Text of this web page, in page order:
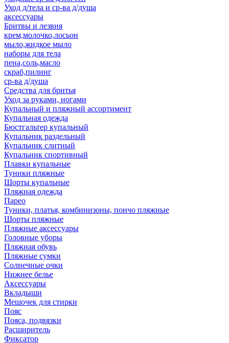
Уход д/тела и ср-ва д/душа
аксессуары
Бритвы и лезвия
крем,молочко,лосьон
мыло,жидкое мыло
наборы для тела
пена,соль,масло
скраб,пилинг
ср-ва д/душа
Средства для бритья
Уход за руками, ногами
Купальный и пляжный ассортимент
Купальная одежда
Бюстгальтер купальный
Купальник раздельный
Купальник слитный
Купальник спортивный
Плавки купальные
Туники пляжные
Шорты купальные
Пляжная одежда
Парео
Туники, платья, комбинизоны, пончо пляжные
Шорты пляжные
Пляжные аксессуары
Головные уборы
Пляжная обувь
Пляжные сумки
Солнечные очки
Нижнее белье
Аксессуары
Вкладыши
Мешочек для стирки
Пояс
Пояса, подвязки
Расширитель
Фиксатор